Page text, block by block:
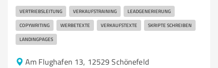
VERTRIEBSLEITUNG VERKAUFSTRAINING LEADGENERIERUNG
COPYWRITING WERBETEXTE VERKAUFSTEXTE SKRIPTE SCHREIBEN
LANDINGPAGES
Am Flughafen 13, 12529 Schönefeld